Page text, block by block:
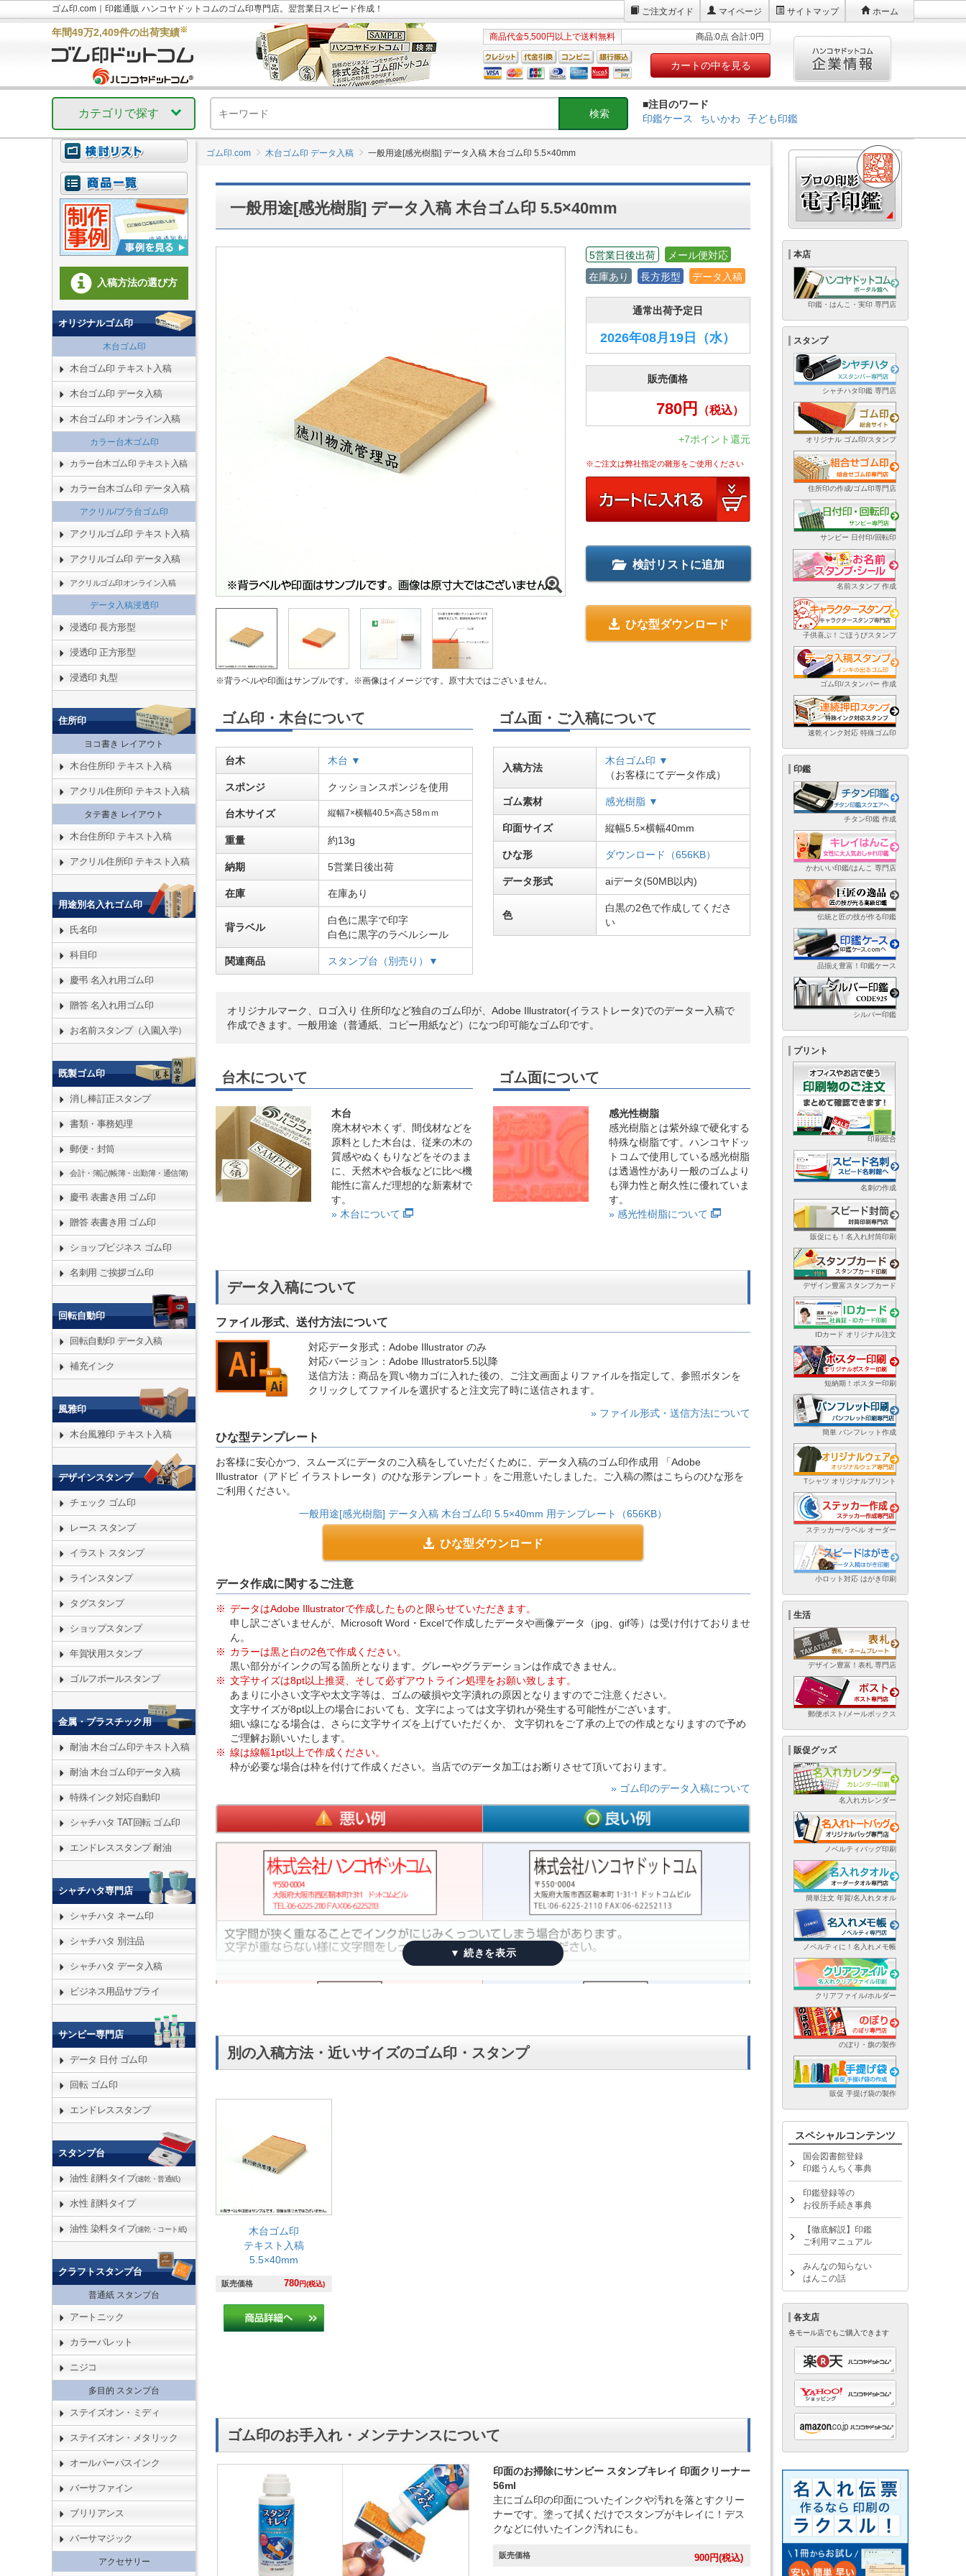
ゴム印.com｜印鑑通販 ハンコヤドットコムのゴム印専門店。翌営業日スピード作成！ ご注文ガイド マイページ サイトマップ ホーム
年間49万2,409件の出荷実績※
商品代金5,500円以上で送料無料 商品:0点 合計:0円
カートの中を見る
カテゴリで探す
■注目のワード
印鑑ケース
ちいかわ 子ども印鑑
ゴム印.com 木台ゴム印 データ入稿 一般用途[感光樹脂] データ入稿 木台ゴム印 5.5×40mm
一般用途[感光樹脂] データ入稿 木台ゴム印 5.5×40mm
※背ラベルや印面はサンプルです。※画像はイメージです。原寸大ではございません。
5営業日後出荷
メール便対応
在庫あり
長方形型 データ入稿
通常出荷予定日
2026年08月19日 （水）
販売価格
780円 （税込）
+7ポイント還元
※ご注文は弊社指定の雛形をご使用ください
検討リストに追加
ひな型ダウンロード
ゴム印・木台について
台木 木台 ▼
スポンジ クッションスポンジを使用
台木サイズ 縦幅7×横幅40.5×高さ58ｍｍ
重量 約13g
納期 5営業日後出荷
在庫 在庫あり
背ラベル
白色に黒字で印字
白色に黒字のラベルシール
関連商品 スタンプ台（別売り）▼
ゴム面・ご入稿について
入稿方法
木台ゴム印 ▼
（お客様にてデータ作成）
ゴム素材 感光樹脂 ▼
印面サイズ 縦幅5.5×横幅40mm
ひな形 ダウンロード（656KB）
データ形式 aiデータ(50MB以内)
色
白黒の2色で作成してくださ
い
オリジナルマーク、ロゴ入り 住所印など独自のゴム印が、Adobe Illustrator(イラストレータ)でのデーター入稿で
作成できます。一般用途（普通紙、コピー用紙など）になつ印可能なゴム印です。
台木について
木台
廃木材や木くず、間伐材などを
原料とした木台は、従来の木の
質感やぬくもりなどをそのまま
に、天然木や合板などに比べ機
能性に富んだ理想的な新素材で
す。
» 木台について
ゴム面について
感光性樹脂
感光樹脂とは紫外線で硬化する
特殊な樹脂です。ハンコヤドッ
トコムで使用している感光樹脂
は透過性があり一般のゴムより
も弾力性と耐久性に優れていま
す。
» 感光性樹脂について
データ入稿について
ファイル形式、送付方法について
対応データ形式：Adobe Illustrator のみ
対応バージョン：Adobe Illustrator5.5以降
送信方法：商品を買い物カゴに入れた後の、ご注文画面よりファイルを指定して、参照ボタンを
クリックしてファイルを選択すると注文完了時に送信されます。
» ファイル形式・送信方法について
ひな型テンプレート
お客様に安心かつ、スムーズにデータのご入稿をしていただくために、データ入稿のゴム印作成用 「Adobe
Illustrator（アドビ イラストレータ）のひな形テンプレート」をご用意いたしました。ご入稿の際はこちらのひな形を
ご利用ください。
一般用途[感光樹脂] データ入稿 木台ゴム印 5.5×40mm 用テンプレート（656KB）
ひな型ダウンロード
データ作成に関するご注意
データはAdobe Illustratorで作成したものと限らせていただきます。
申し訳ございませんが、Microsoft Word・Excelで作成したデータや画像データ（jpg、gif等）は受け付けておりませ
ん。
カラーは黒と白の2色で作成ください。
黒い部分がインクの写る箇所となります。グレーやグラデーションは作成できません。
文字サイズは8pt以上推奨、そして必ずアウトライン処理をお願い致します。
あまりに小さい文字や太文字等は、ゴムの破損や文字潰れの原因となりますのでご注意ください。
文字サイズが8pt以上の場合においても、文字によっては文字切れが発生する可能性がございます。
細い線になる場合は、さらに文字サイズを上げていただくか、 文字切れをご了承の上での作成となりますので予め
ご理解お願いいたします。
線は線幅1pt以上で作成ください。
枠が必要な場合は枠を付けて作成ください。当店でのデータ加工はお断りさせて頂いております。
» ゴム印のデータ入稿について
別の入稿方法・近いサイズのゴム印・スタンプ
木台ゴム印
テキスト入稿
5.5×40mm
販売価格 780円(税込)
ゴム印のお手入れ・メンテナンスについて
印面のお掃除にサンビー スタンプキレイ 印面クリーナー
56ml
主にゴム印の印面についたインクや汚れを落とすクリー
ナーです。塗って拭くだけでスタンプがキレイに！デス
クなどに付いたインク汚れにも。
販売価格 900円(税込)
入稿方法の選び方
オリジナルゴム印
木台ゴム印
木台ゴム印 テキスト入稿
木台ゴム印 データ入稿
木台ゴム印 オンライン入稿
カラー台木ゴム印
カラー台木ゴム印 テキスト入稿
カラー台木ゴム印 データ入稿
アクリル/プラ台ゴム印
アクリルゴム印 テキスト入稿
アクリルゴム印 データ入稿
アクリルゴム印オンライン入稿
データ入稿浸透印
浸透印 長方形型
浸透印 正方形型
浸透印 丸型
住所印
ヨコ書き レイアウト
木台住所印 テキスト入稿
アクリル住所印 テキスト入稿
タテ書き レイアウト
木台住所印 テキスト入稿
アクリル住所印 テキスト入稿
用途別名入れゴム印
氏名印
科目印
慶弔 名入れ用ゴム印
贈答 名入れ用ゴム印
お名前スタンプ（入園入学）
既製ゴム印
消し棒訂正スタンプ
書類・事務処理
郵便・封筒
会計・簿記(帳簿・出勤簿・通信簿)
慶弔 表書き用 ゴム印
贈答 表書き用 ゴム印
ショップビジネス ゴム印
名刺用 ご挨拶ゴム印
回転自動印
回転自動印 データ入稿
補充インク
風雅印
木台風雅印 テキスト入稿
デザインスタンプ
チェック ゴム印
レース スタンプ
イラスト スタンプ
ラインスタンプ
タグスタンプ
ショップスタンプ
年賀状用スタンプ
ゴルフボールスタンプ
金属・プラスチック用
耐油 木台ゴム印テキスト入稿
耐油 木台ゴム印データ入稿
特殊インク対応自動印
シャチハタ TAT回転 ゴム印
エンドレススタンプ 耐油
シャチハタ専門店
シャチハタ ネーム印
シャチハタ 別注品
シャチハタ データ入稿
ビジネス用品サプライ
サンビー専門店
データ 日付 ゴム印
回転 ゴム印
エンドレススタンプ
スタンプ台
油性 顔料タイプ(速乾・普通紙)
水性 顔料タイプ
油性 染料タイプ(速乾・コート紙)
クラフトスタンプ台
普通紙 スタンプ台
アートニック
カラーパレット
ニジコ
多目的 スタンプ台
ステイズオン・ミディ
ステイズオン・メタリック
オールパーパスインク
バーサファイン
ブリリアンス
バーサマジック
アクセサリー
本店
印鑑・はんこ・実印 専門店
スタンプ
シャチハタ印鑑 専門店
オリジナル ゴム印/スタンプ
住所印の作成/ゴム印専門店
サンビー 日付印/回転印
名前スタンプ 作成
子供喜ぶ！ごほうびスタンプ
ゴム印/スタンパー 作成
速乾インク対応 特殊ゴム印
印鑑
チタン印鑑 作成
かわいい印鑑/はんこ 専門店
伝統と匠の技が作る印鑑
品揃え豊富！印鑑ケース
シルバー印鑑
プリント
印刷総合
名刺の作成
販促にも！名入れ封筒印刷
デザイン豊富スタンプカード
IDカード オリジナル注文
短納期！ポスター印刷
簡単 パンフレット作成
Tシャツ オリジナルプリント
ステッカー/ラベル オーダー
小ロット対応 はがき印刷
生活
デザイン豊富！表札 専門店
郵便ポスト/メールボックス
販促グッズ
名入れカレンダー
ノベルティバッグ印刷
簡単注文 年賀/名入れタオル
ノベルティに！名入れメモ帳
クリアファイル/ホルダー
のぼり・旗の製作
販促 手提げ袋の製作
スペシャルコンテンツ
国会図書館登録
印鑑うんちく事典
印鑑登録等の
お役所手続き事典
【徹底解説】印鑑
ご利用マニュアル
みんなの知らない
はんこの話
各支店
各モール店でもご購入できます